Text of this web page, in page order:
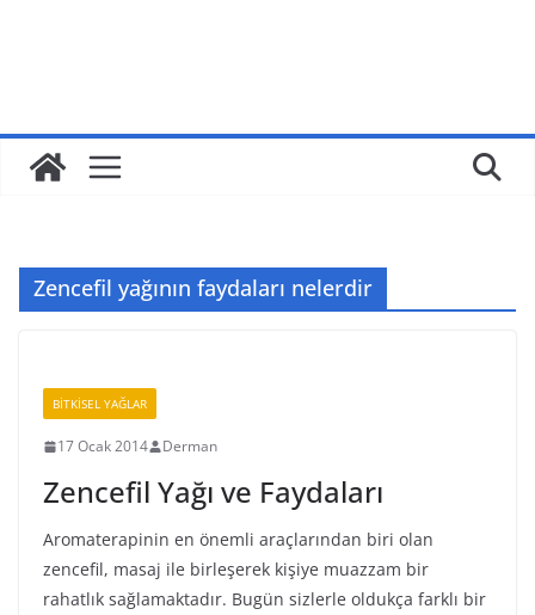
Zencefil yağının faydaları nelerdir
BİTKİSEL YAĞLAR
17 Ocak 2014 Derman
Zencefil Yağı ve Faydaları
Aromaterapinin en önemli araçlarından biri olan
zencefil, masaj ile birleşerek kişiye muazzam bir
rahatlık sağlamaktadır. Bugün sizlerle oldukça farklı bir